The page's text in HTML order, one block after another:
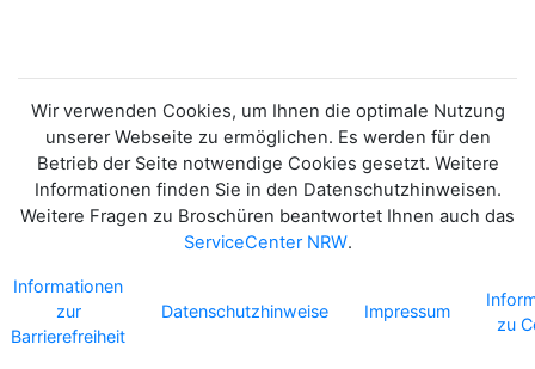
Wir verwenden Cookies, um Ihnen die optimale Nutzung
unserer Webseite zu ermöglichen. Es werden für den
Betrieb der Seite notwendige Cookies gesetzt. Weitere
Informationen finden Sie in den Datenschutzhinweisen.
Weitere Fragen zu Broschüren beantwortet Ihnen auch das
ServiceCenter NRW.
Informationen
zur
Barrierefreiheit
Datenschutzhinweise Impressum
zu